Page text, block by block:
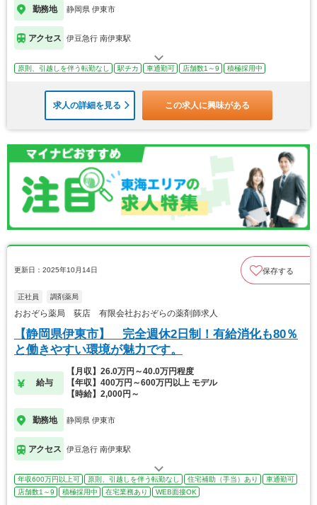
勤務地 静岡県 伊東市
アクセス 伊豆急行 南伊東駅
原則、引越しを伴う転勤なし 駅チカ 車通勤可 店舗数1～9 積極採用中
求人の詳細を見る この求人に興味がある
更新日：2025年10月14日 保存する
正社員 調剤薬局
おおぞら薬局 荻店 有限会社おおぞらの薬剤師求人
【静岡県伊東市】 完全週休2日制！有給消化も80％
と働きやすい環境が魅力です。
給与
【月収】26.0万円～40.0万円程度
【年収】400万円～600万円以上 モデル
【時給】2,000円～
勤務地 静岡県 伊東市
アクセス 伊豆急行 南伊東駅
年収600万円以上可 原則、引越しを伴う転勤なし 住宅補助（手当）あり
車通勤可
店舗数1～9
積極採用中 在宅業務あり WEB面接OK